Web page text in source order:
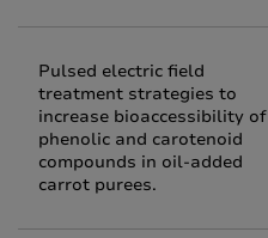
Pulsed electric field
treatment strategies to
increase bioaccessibility of
phenolic and carotenoid
compounds in oil-added
carrot purees.